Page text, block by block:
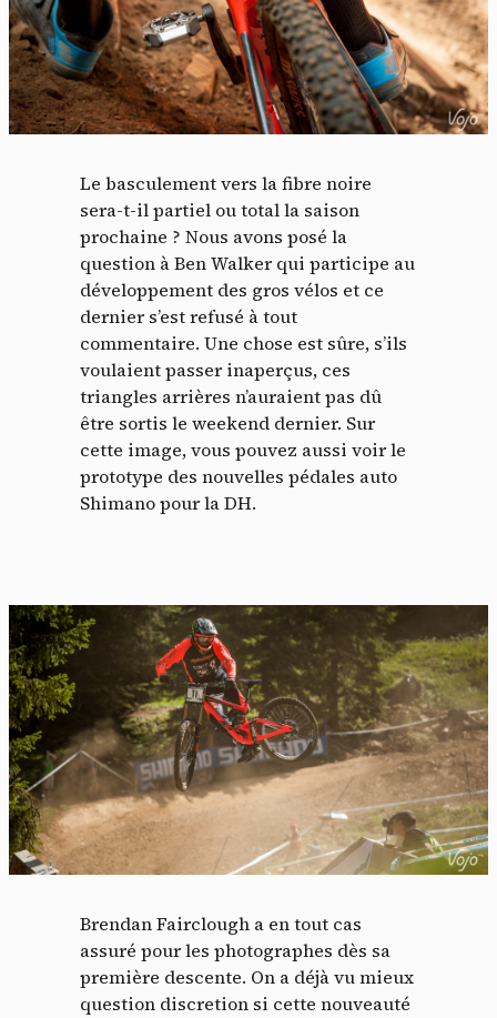
Le basculement vers la fibre noire
sera-t-il partiel ou total la saison
prochaine ? Nous avons posé la
question à Ben Walker qui participe au
développement des gros vélos et ce
dernier s’est refusé à tout
commentaire. Une chose est sûre, s’ils
voulaient passer inaperçus, ces
triangles arrières n’auraient pas dû
être sortis le weekend dernier. Sur
cette image, vous pouvez aussi voir le
prototype des nouvelles pédales auto
Shimano pour la DH.
Brendan Fairclough a en tout cas
assuré pour les photographes dès sa
première descente. On a déjà vu mieux
question discretion si cette nouveauté